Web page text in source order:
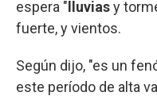
espera " lluviasy
fuerte, y vientos.
Según dijo, "es un
este período de alta